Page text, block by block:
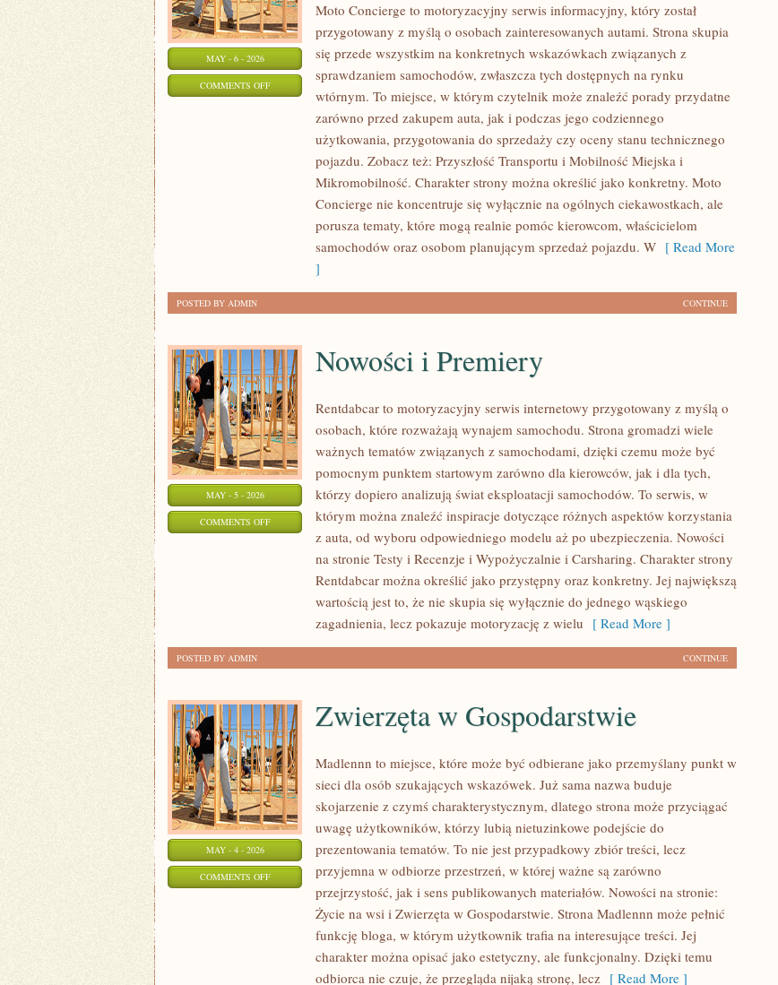
MAY - 6 - 2026
COMMENTS OFFON
Moto Concierge to motoryzacyjny serwis informacyjny, który został
przygotowany z myślą o osobach zainteresowanych autami. Strona skupia
się przede wszystkim na konkretnych wskazówkach związanych z
sprawdzaniem samochodów, zwłaszcza tych dostępnych na rynku
wtórnym. To miejsce, w którym czytelnik może znaleźć porady przydatne
zarówno przed zakupem auta, jak i podczas jego codziennego
użytkowania, przygotowania do sprzedaży czy oceny stanu technicznego
pojazdu. Zobacz też: Przyszłość Transportu i Mobilność Miejska i
Mikromobilność. Charakter strony można określić jako konkretny. Moto
Concierge nie koncentruje się wyłącznie na ogólnych ciekawostkach, ale
porusza tematy, które mogą realnie pomóc kierowcom, właścicielom
samochodów oraz osobom planującym sprzedaż pojazdu. W [ Read More
]
CONTINUE
POSTED BY ADMIN
MAY - 5 - 2026
COMMENTS OFFON
Nowości i Premiery
Rentdabcar to motoryzacyjny serwis internetowy przygotowany z myślą o
osobach, które rozważają wynajem samochodu. Strona gromadzi wiele
ważnych tematów związanych z samochodami, dzięki czemu może być
pomocnym punktem startowym zarówno dla kierowców, jak i dla tych,
którzy dopiero analizują świat eksploatacji samochodów. To serwis, w
którym można znaleźć inspiracje dotyczące różnych aspektów korzystania
z auta, od wyboru odpowiedniego modelu aż po ubezpieczenia. Nowości
na stronie Testy i Recenzje i Wypożyczalnie i Carsharing. Charakter strony
Rentdabcar można określić jako przystępny oraz konkretny. Jej największą
wartością jest to, że nie skupia się wyłącznie do jednego wąskiego
zagadnienia, lecz pokazuje motoryzację z wielu [ Read More ]
CONTINUE
POSTED BY ADMIN
MAY - 4 - 2026
COMMENTS OFFON
ZWIERZĘTA
GOSPODARSTWIE
Zwierzęta w Gospodarstwie
Madlennn to miejsce, które może być odbierane jako przemyślany punkt w
sieci dla osób szukających wskazówek. Już sama nazwa buduje
skojarzenie z czymś charakterystycznym, dlatego strona może przyciągać
uwagę użytkowników, którzy lubią nietuzinkowe podejście do
prezentowania tematów. To nie jest przypadkowy zbiór treści, lecz
przyjemna w odbiorze przestrzeń, w której ważne są zarówno
przejrzystość, jak i sens publikowanych materiałów. Nowości na stronie:
Życie na wsi i Zwierzęta w Gospodarstwie. Strona Madlennn może pełnić
funkcję bloga, w którym użytkownik trafia na interesujące treści. Jej
charakter można opisać jako estetyczny, ale funkcjonalny. Dzięki temu
odbiorca nie czuje, że przegląda nijaką stronę, lecz [ Read More ]